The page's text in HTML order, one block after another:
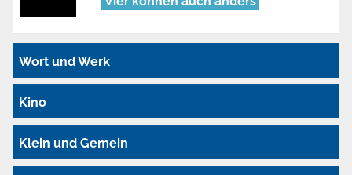
Wort und Werk
Kino
Klein und Gemein